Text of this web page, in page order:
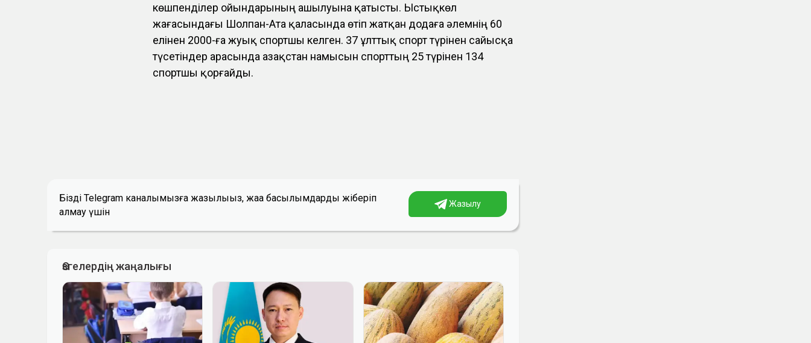
көшпенділер ойындарының ашылуына қатысты. Ыстықкөл
жағасындағы Шолпан-Ата қаласында өтіп жатқан додаға әлемнің 60
елінен 2000-ға жуық спортшы келген. 37 ұлттық спорт түрінен сайысқа
түсетіндер арасында Қазақстан намысын спорттың 25 түрінен 134
спортшы қорғайды.
Біздің Telegram каналымызға жазылыңыз, жаңа басылымдарды жіберіп
алмау үшін
Жазылу